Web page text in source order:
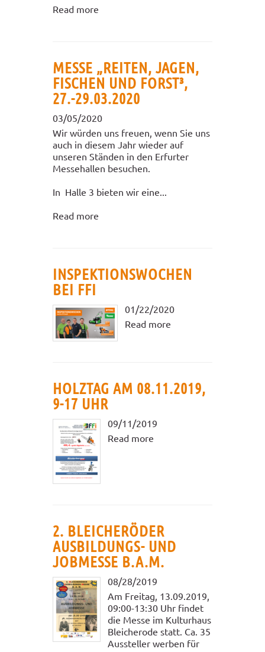
Read more
MESSE „REITEN, JAGEN,
FISCHEN UND FORST³,
27.-29.03.2020
03/05/2020
Wir würden uns freuen, wenn Sie uns
auch in diesem Jahr wieder auf
unseren Ständen in den Erfurter
Messehallen besuchen.
In Halle 3 bieten wir eine...
Read more
INSPEKTIONSWOCHEN
BEI FFI
01/22/2020
Read more
HOLZTAG AM 08.11.2019,
9-17 UHR
09/11/2019
Read more
2. BLEICHERÖDER
AUSBILDUNGS- UND
JOBMESSE B.A.M.
08/28/2019
Am Freitag, 13.09.2019,
09:00-13:30 Uhr findet
die Messe im Kulturhaus
Bleicherode statt. Ca. 35
Aussteller werben für